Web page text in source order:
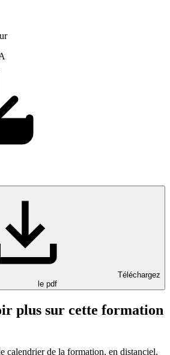
Téléchargez
le pdf
plus sur cette formation
calendrier de la formation, en distanciel,